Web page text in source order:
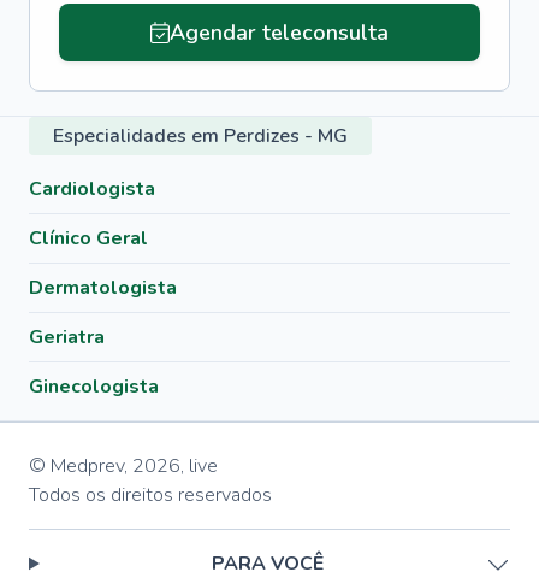
Agendar teleconsulta
Especialidades em Perdizes - MG
Cardiologista
Clínico Geral
Dermatologista
Geriatra
Ginecologista
© Medprev, 2026, live
Todos os direitos reservados
PARA VOCÊ